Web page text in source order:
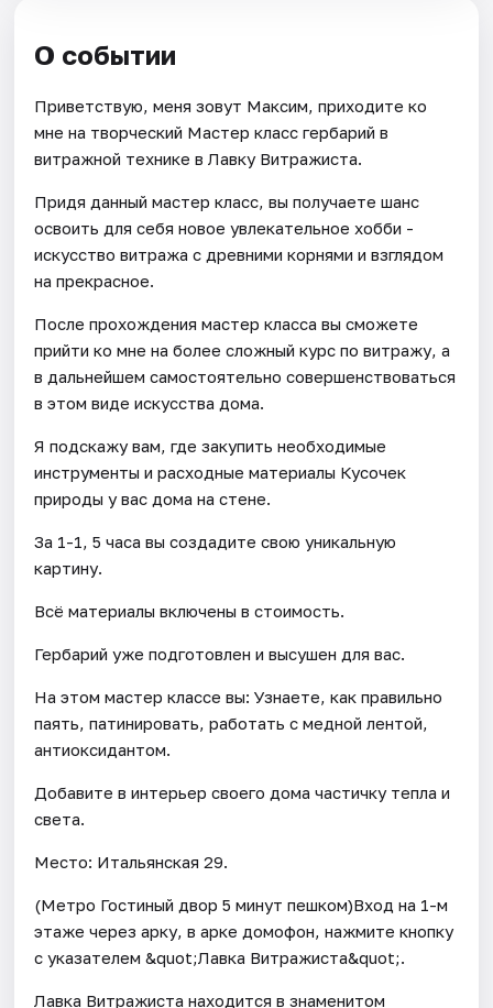
О событии
Приветствую, меня зовут Максим, приходите ко
мне на творческий Мастер класс гербарий в
витражной технике в Лавку Витражиста.
Придя данный мастер класс, вы получаете шанс
освоить для себя новое увлекательное хобби -
искусство витража с древними корнями и взглядом
на прекрасное.
После прохождения мастер класса вы сможете
прийти ко мне на более сложный курс по витражу, а
в дальнейшем самостоятельно совершенствоваться
в этом виде искусства дома.
Я подскажу вам, где закупить необходимые
инструменты и расходные материалы Кусочек
природы у вас дома на стене.
За 1-1, 5 часа вы создадите свою уникальную
картину.
Всё материалы включены в стоимость.
Гербарий уже подготовлен и высушен для вас.
На этом мастер классе вы: Узнаете, как правильно
паять, патинировать, работать с медной лентой,
антиоксидантом.
Добавите в интерьер своего дома частичку тепла и
света.
Место: Итальянская 29.
(Метро Гостиный двор 5 минут пешком)Вход на 1-м
этаже через арку, в арке домофон, нажмите кнопку
с указателем &quot;Лавка Витражиста&quot;.
Лавка Витражиста находится в знаменитом